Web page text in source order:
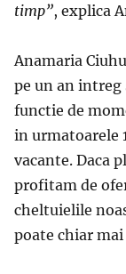
timp”, explica
Anamaria
pe un an
functie de
in urmatoarele
vacante. Daca
profitam de
cheltuielile
poate chiar